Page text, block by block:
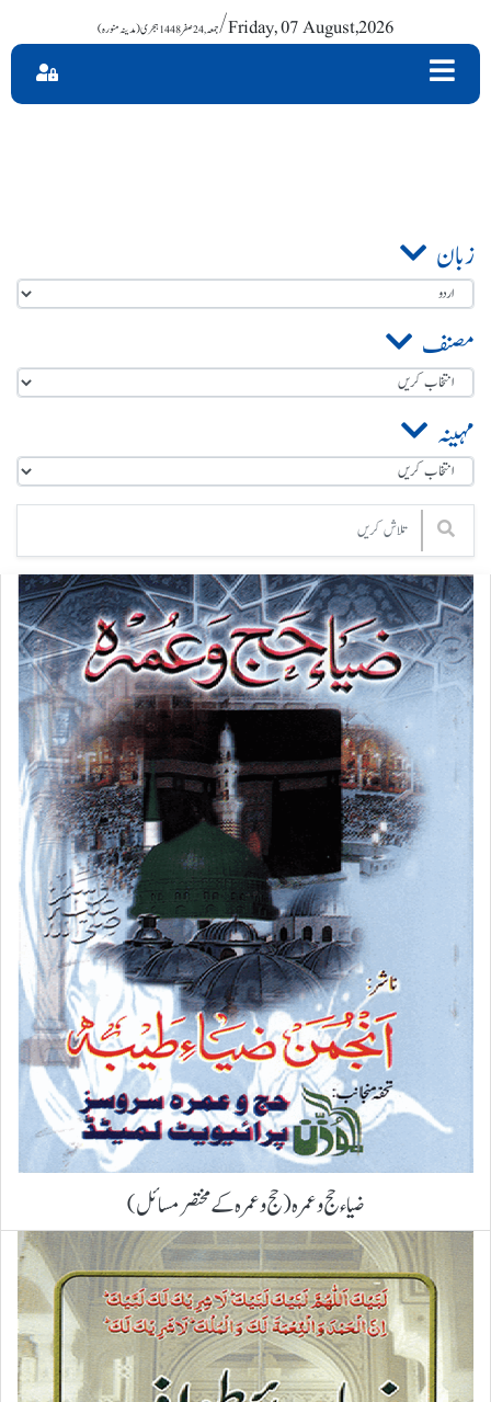
جمعہ , 24 صفر 1448 ہجری (مدینہ منورہ)/ Friday, 07 August,2026
زبان
مصنف
مہینہ
ضیاء حج و عمرہ (حج و عمرہ کے مختصر مسائل)